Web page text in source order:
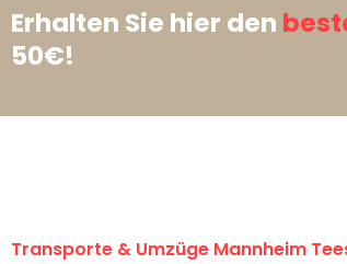
Erhalten Sie hier den
50€!
Transporte & Umzüge Mannheim